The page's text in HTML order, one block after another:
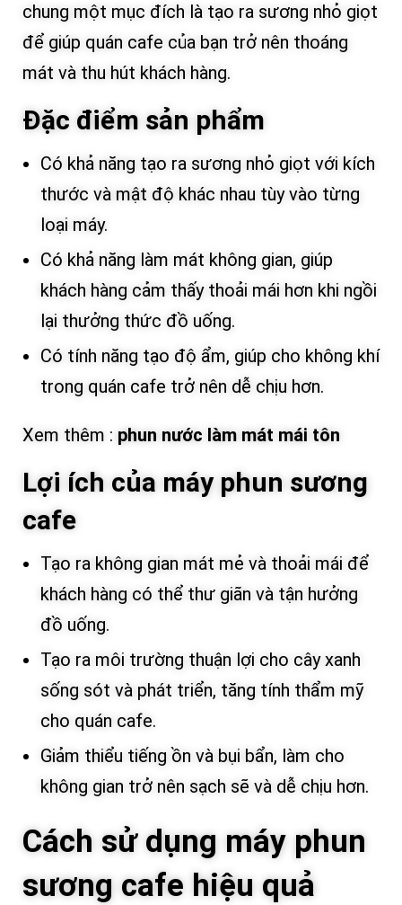
chung một mục đích là tạo ra sương nhỏ giọt
để giúp quán cafe của bạn trở nên thoáng
mát và thu hút khách hàng.
Đặc điểm sản phẩm
Có khả năng tạo ra sương nhỏ giọt với kích
thước và mật độ khác nhau tùy vào từng
loại máy.
Có khả năng làm mát không gian, giúp
khách hàng cảm thấy thoải mái hơn khi ngồi
lại thưởng thức đồ uống.
Có tính năng tạo độ ẩm, giúp cho không khí
trong quán cafe trở nên dễ chịu hơn.
Xem thêm : phun nước làm mát mái tôn
Lợi ích của máy phun sương
cafe
Tạo ra không gian mát mẻ và thoải mái để
khách hàng có thể thư giãn và tận hưởng
đồ uống.
Tạo ra môi trường thuận lợi cho cây xanh
sống sót và phát triển, tăng tính thẩm mỹ
cho quán cafe.
Giảm thiểu tiếng ồn và bụi bẩn, làm cho
không gian trở nên sạch sẽ và dễ chịu hơn.
Cách sử dụng máy phun
sương cafe hiệu quả